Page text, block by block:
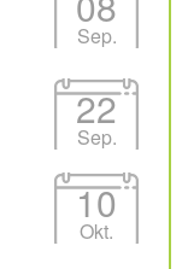
Sep.
22
Sep.
10
Okt.